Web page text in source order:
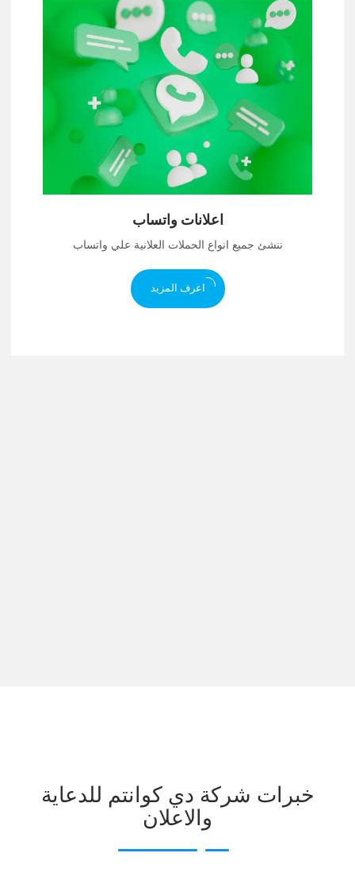
اعلانات واتساب
ننشئ جميع انواع الحملات العلانية علي واتساب
اعرف المزيد
خبرات شركة دي كوانتم للدعاية
والاعلان